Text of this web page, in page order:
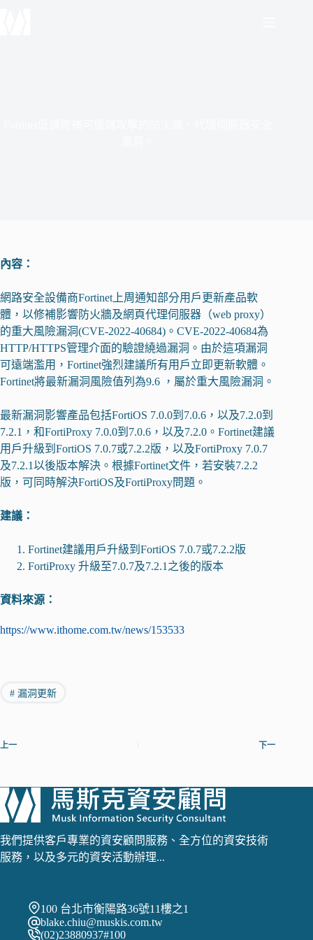
內容：
網路安全設備商Fortinet上周通知部分用戶更新產品軟
體，以修補影響防火牆及網頁代理伺服器（web proxy）
的重大風險漏洞(CVE-2022-40684)。CVE-2022-40684為
HTTP/HTTPS管理介面的驗證繞過漏洞。由於這項漏洞
可遠端濫用，Fortinet強烈建議所有用戶立即更新軟體。
Fortinet將最新漏洞風險值列為9.6 ，屬於重大風險漏洞。
最新漏洞影響產品包括FortiOS 7.0.0到7.0.6，以及7.2.0到
7.2.1，和FortiProxy 7.0.0到7.0.6，以及7.2.0。Fortinet建議
用戶升級到FortiOS 7.0.7或7.2.2版，以及FortiProxy 7.0.7
及7.2.1以後版本解決。根據Fortinet文件，若安裝7.2.2
版，可同時解決FortiOS及FortiProxy問題。
建議：
Fortinet建議用戶升級到FortiOS 7.0.7或7.2.2版
FortiProxy 升級至7.0.7及7.2.1之後的版本
資料來源：
https://www.ithome.com.tw/news/153533
#漏洞更新
上一 下一
我們提供客戶專業的資安顧問服務、全方位的資安技術
服務，以及多元的資安活動辦理...
100 台北市衡陽路36號11樓之1
blake.chiu@muskis.com.tw
(02)23880937#100